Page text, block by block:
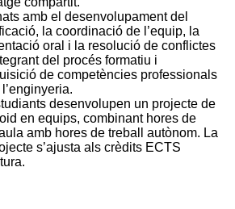
amb el desenvolupament del
la coordinació de l’equip, la
oral i la resolució de conflictes
del procés formatiu i
de competències professionals
desenvolupen un projecte de
en equips, combinant hores de
amb hores de treball autònom. La
s’ajusta als crèdits ECTS